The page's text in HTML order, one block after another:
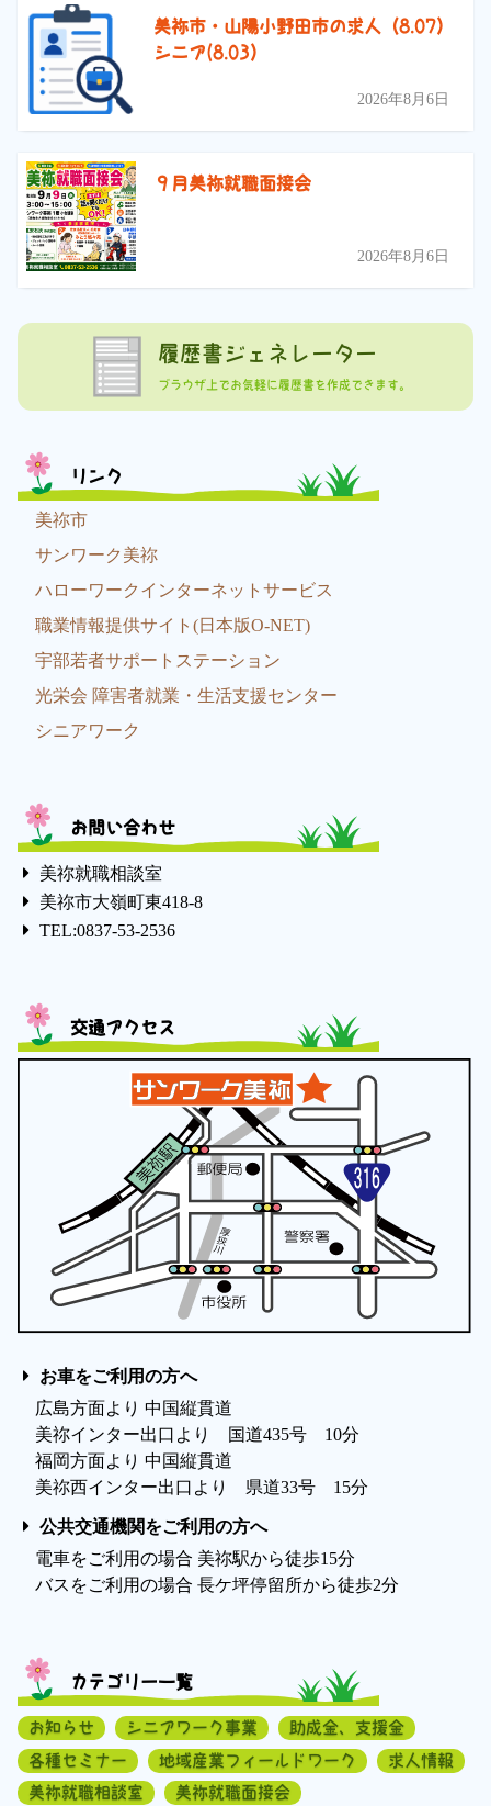
美祢市・山陽小野田市の求人（8.07）
シニア(8.03）
2026年8月6日
９月美祢就職面接会
2026年8月6日
履歴書ジェネレーター
ブラウザ上でお気軽に履歴書を作成できます。
リンク
美祢市
サンワーク美祢
ハローワークインターネットサービス
職業情報提供サイト(日本版O-NET)
宇部若者サポートステーション
光栄会 障害者就業・生活支援センター
シニアワーク
お問い合わせ
美祢就職相談室
美祢市大嶺町東418-8
TEL:0837-53-2536
交通アクセス
お車をご利用の方へ
広島方面より 中国縦貫道
美祢インター出口より 国道435号 10分
福岡方面より 中国縦貫道
美祢西インター出口より 県道33号 15分
公共交通機関をご利用の方へ
電車をご利用の場合 美祢駅から徒歩15分
バスをご利用の場合 長ケ坪停留所から徒歩2分
カテゴリー一覧
お知らせ シニアワーク事業
助成金、支援金
各種セミナー
地域産業フィールドワーク
求人情報
美祢就職相談室
美祢就職面接会